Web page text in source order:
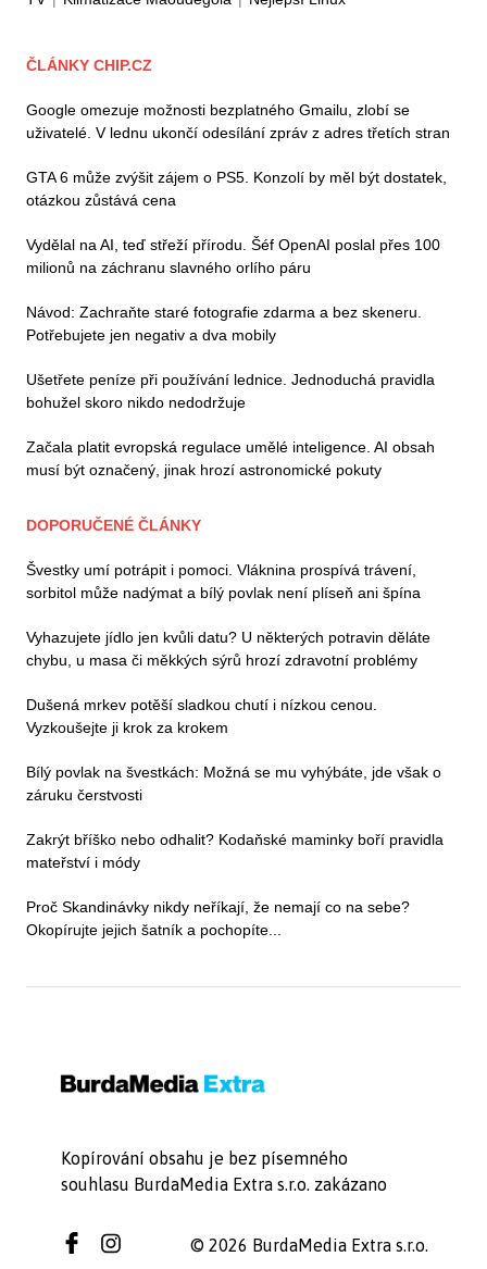
ČLÁNKY CHIP.CZ
Google omezuje možnosti bezplatného Gmailu, zlobí se
uživatelé. V lednu ukončí odesílání zpráv z adres třetích stran
GTA 6 může zvýšit zájem o PS5. Konzolí by měl být dostatek,
otázkou zůstává cena
Vydělal na AI, teď střeží přírodu. Šéf OpenAI poslal přes 100
milionů na záchranu slavného orlího páru
Návod: Zachraňte staré fotografie zdarma a bez skeneru.
Potřebujete jen negativ a dva mobily
Ušetřete peníze při používání lednice. Jednoduchá pravidla
bohužel skoro nikdo nedodržuje
Začala platit evropská regulace umělé inteligence. AI obsah
musí být označený, jinak hrozí astronomické pokuty
DOPORUČENÉ ČLÁNKY
Švestky umí potrápit i pomoci. Vláknina prospívá trávení,
sorbitol může nadýmat a bílý povlak není plíseň ani špína
Vyhazujete jídlo jen kvůli datu? U některých potravin děláte
chybu, u masa či měkkých sýrů hrozí zdravotní problémy
Dušená mrkev potěší sladkou chutí i nízkou cenou.
Vyzkoušejte ji krok za krokem
Bílý povlak na švestkách: Možná se mu vyhýbáte, jde však o
záruku čerstvosti
Zakrýt bříško nebo odhalit? Kodaňské maminky boří pravidla
mateřství i módy
Proč Skandinávky nikdy neříkají, že nemají co na sebe?
Okopírujte jejich šatník a pochopíte...
Kopírování obsahu je bez písemného
souhlasu BurdaMedia Extra s.r.o. zakázano
© 2026 BurdaMedia Extra s.r.o.